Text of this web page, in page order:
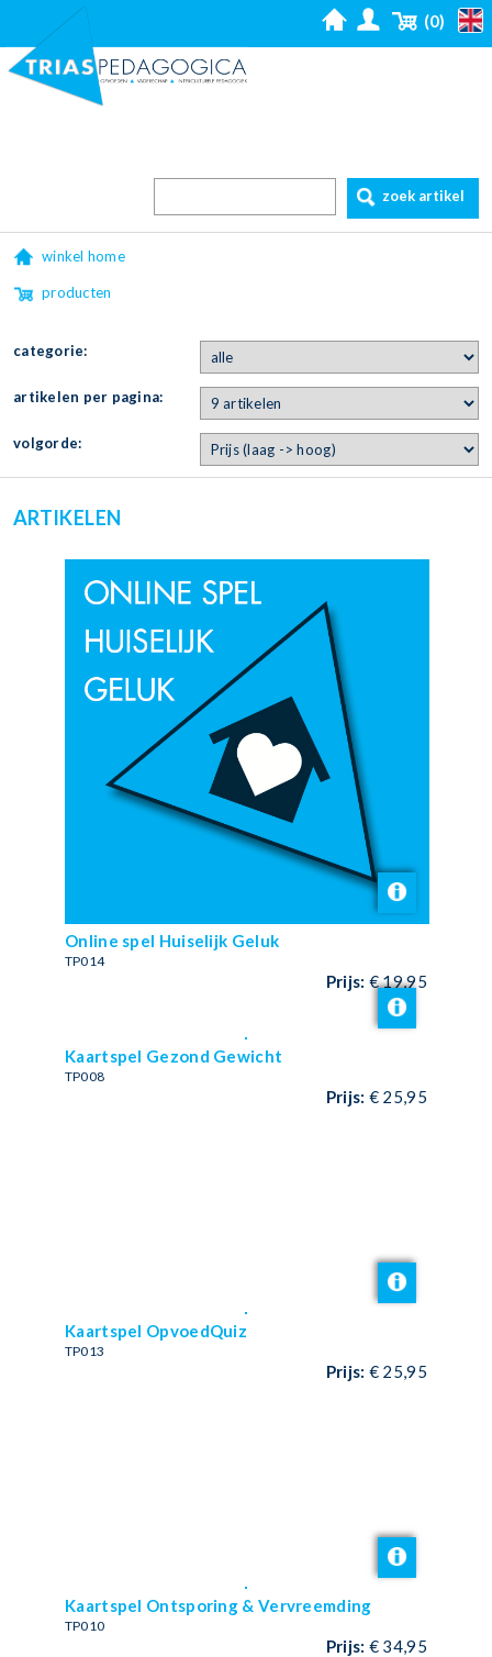
(0)
zoek artikel
winkel home
producten
categorie:
artikelen per pagina:
volgorde:
ARTIKELEN
Online spel Huiselijk Geluk
TP014
Prijs: € 19,95
Kaartspel Gezond Gewicht
TP008
Prijs: € 25,95
Kaartspel OpvoedQuiz
TP013
Prijs: € 25,95
Kaartspel Ontsporing & Vervreemding
TP010
Prijs: € 34,95